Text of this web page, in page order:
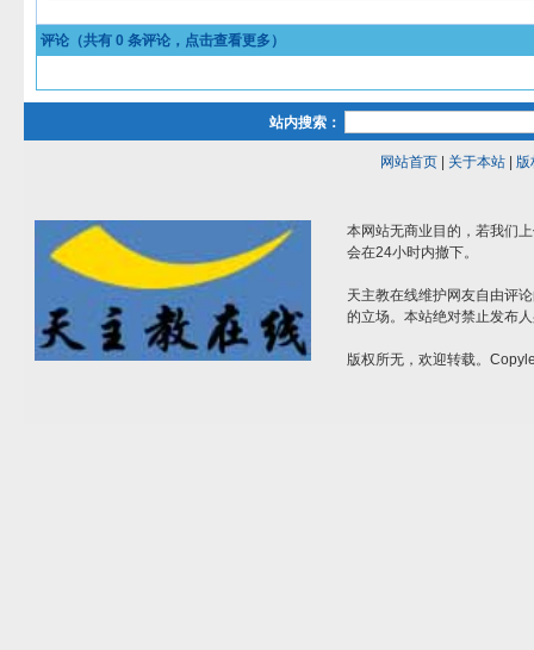
评论（共有 0 条评论，点击查看更多）
站内搜索：
网站首页| 关于本站| 版
本网站无商业目的，若我们
会在24小时内撤下。
天主教在线维护网友自由评
的立场。本站绝对禁止发布
版权所无，欢迎转载。